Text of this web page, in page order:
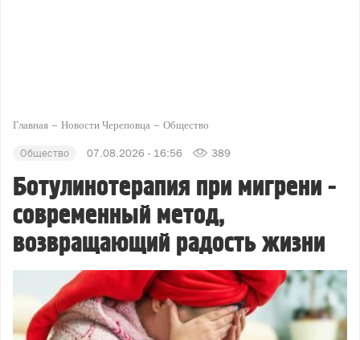
Главная Новости Череповца Общество
Общество 07.08.2026 - 16:56 389
Ботулинотерапия при мигрени -
современный метод,
возвращающий радость жизни